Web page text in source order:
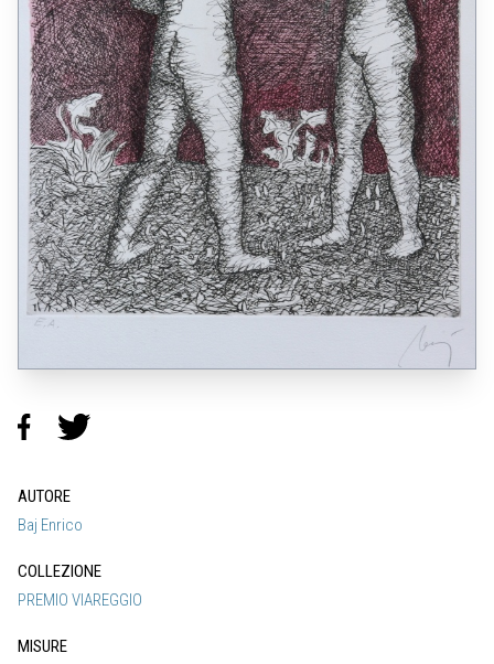
AUTORE
Baj Enrico
COLLEZIONE
PREMIO VIAREGGIO
MISURE